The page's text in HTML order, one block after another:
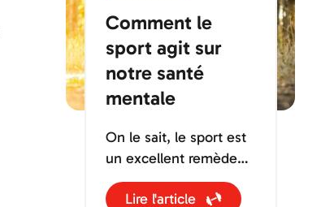
Comment le
sport agit sur
notre santé
mentale
On le sait, le sport est
un excellent remède
pour notre santé. Mais
connaissez-vous
Lire l'article